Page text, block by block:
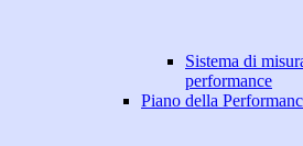
Sistema di
performance
Piano della